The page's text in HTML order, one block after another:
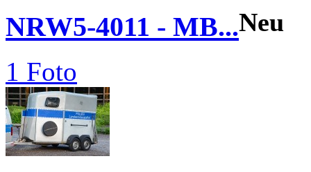
NRW5-4011 - MB...Neu
1 Foto